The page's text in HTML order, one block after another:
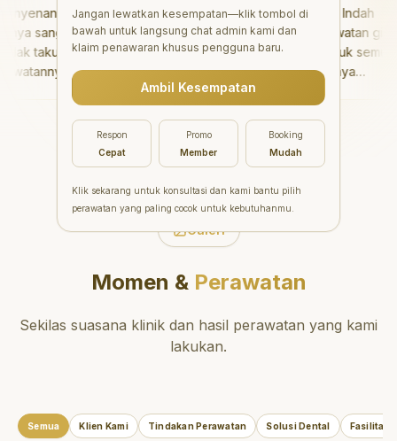
sangat baik
takut sama
tidak
setelahnya.
ke dokter
"Aesthetic Pondok Indah
menawarkan perawatan gigi
yang luar biasa untuk semua
orang. Dokter giginya
profesional, ramah, dan
meluangkan waktu untuk
mengedukasi pasien tentang
kesehatan gigi dan mulut
yang baik. Klinik ini terletak di
daerah yang strategis,
sehingga nyaman untuk
direkomendasikan untuk
dan berkualitas!"
Galeri
Momen &Perawatan
Sekilas suasana klinik dan hasil perawatan yang kami
lakukan.
Semua Klien Kami Tindakan Perawatan Solusi Dental Fasilitas
Jangan lewatkan kesempatan—klik tombol di
bawah untuk langsung chat admin kami dan
klaim penawaran khusus pengguna baru.
Ambil Kesempatan
Respon
Cepat
Promo
Member
Booking
Mudah
Klik sekarang untuk konsultasi dan kami bantu pilih
perawatan yang paling cocok untuk kebutuhanmu.